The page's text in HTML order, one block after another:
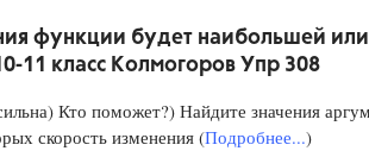
функции будет наибольшей или
11 класс Колмогоров Упр 308
Кто поможет?) Найдите значения
скорость изменения (Подробнее...)